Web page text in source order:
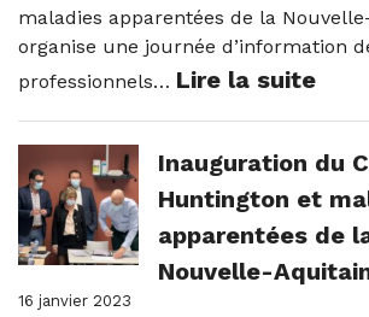
maladies apparentées de la
organise une journée d’information
professionnels… Lire la suite:
de
et
Inauguration du
Huntington et
apparentées de
Nouvelle-
16 janvier 2023